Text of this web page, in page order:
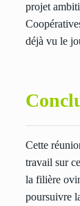
projet
déjà vu le
Cette
travail sur
la filière
poursuivre